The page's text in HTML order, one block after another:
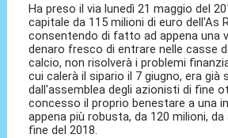
Ha preso il via lunedì 21 maggio del
capitale da 115 milioni di euro dell'As
consentendo di fatto ad appena una
denaro fresco di entrare nelle casse
calcio, non risolverà i problemi
cui calerà il sipario il 7 giugno, era
dall'assemblea degli azionisti di fine
concesso il proprio benestare a una
appena più robusta, da 120 milioni,
fine del 2018.